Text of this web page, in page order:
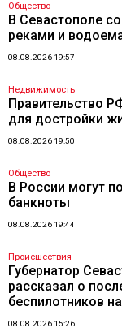
Общество
В Севастополе
реками и
08.08.2026 19:57
Недвижимость
Правительство
для достройки
08.08.2026 19:50
Общество
В России могут
банкноты
08.08.2026 19:44
Происшествия
Губернатор
рассказал о
беспилотников
08.08.2026 15:26